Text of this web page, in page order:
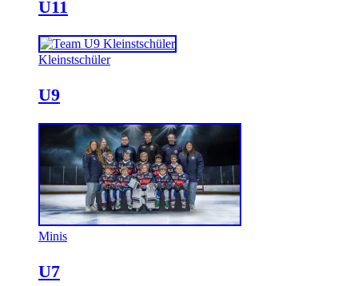
U11
Kleinstschüler
U9
Minis
U7